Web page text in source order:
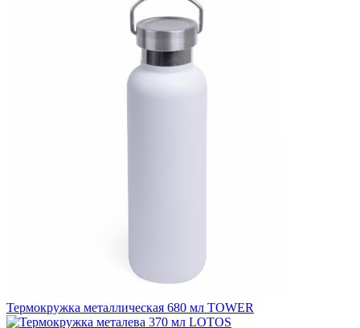
Термокружка металлическая 680 мл TOWER